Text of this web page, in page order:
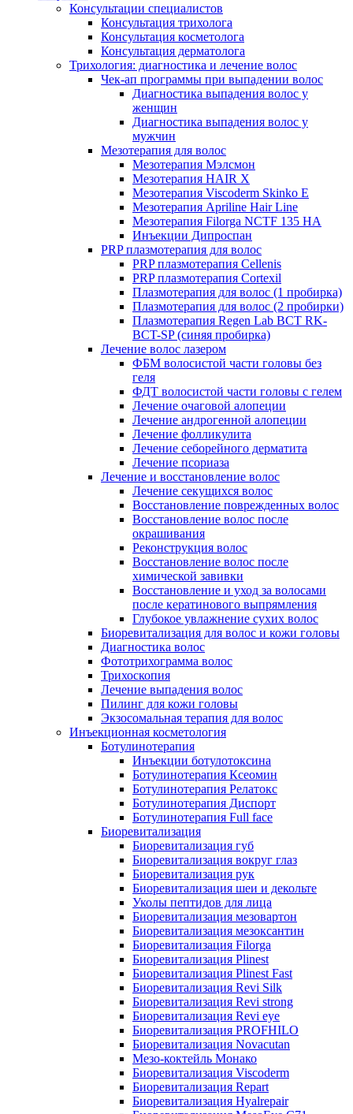
Консультации специалистов
Консультация трихолога
Консультация косметолога
Консультация дерматолога
Трихология: диагностика и лечение волос
Чек-ап программы при выпадении волос
Диагностика выпадения волос у
женщин
Диагностика выпадения волос у
мужчин
Мезотерапия для волос
Мезотерапия Мэлсмон
Мезотерапия HAIR X
Мезотерапия Viscoderm Skinko E
Мезотерапия Apriline Hair Line
Мезотерапия Filorga NCTF 135 HA
Инъекции Дипроспан
PRP плазмотерапия для волос
PRP плазмотерапия Cellenis
PRP плазмотерапия Cortexil
Плазмотерапия для волос (1 пробирка)
Плазмотерапия для волос (2 пробирки)
Плазмотерапия Regen Lab BCT RK-
BCT-SP (синяя пробирка)
Лечение волос лазером
ФБМ волосистой части головы без
геля
ФДТ волосистой части головы с гелем
Лечение очаговой алопеции
Лечение андрогенной алопеции
Лечение фолликулита
Лечение себорейного дерматита
Лечение псориаза
Лечение и восстановление волос
Лечение секущихся волос
Восстановление поврежденных волос
Восстановление волос после
окрашивания
Реконструкция волос
Восстановление волос после
химической завивки
Восстановление и уход за волосами
после кератинового выпрямления
Глубокое увлажнение сухих волос
Биоревитализация для волос и кожи головы
Диагностика волос
Фототрихограмма волос
Трихоскопия
Лечение выпадения волос
Пилинг для кожи головы
Экзосомальная терапия для волос
Инъекционная косметология
Ботулинотерапия
Инъекции ботулотоксина
Ботулинотерапия Ксеомин
Ботулинотерапия Релатокс
Ботулинотерапия Диспорт
Ботулинотерапия Full face
Биоревитализация
Биоревитализация губ
Биоревитализация вокруг глаз
Биоревитализация рук
Биоревитализация шеи и декольте
Уколы пептидов для лица
Биоревитализация мезовартон
Биоревитализация мезоксантин
Биоревитализация Filorga
Биоревитализация Plinest
Биоревитализация Plinest Fast
Биоревитализация Revi Silk
Биоревитализация Revi strong
Биоревитализация Revi eye
Биоревитализация PROFHILO
Биоревитализация Novacutan
Мезо-коктейль Монако
Биоревитализация Viscoderm
Биоревитализация Repart
Биоревитализация Hyalrepair